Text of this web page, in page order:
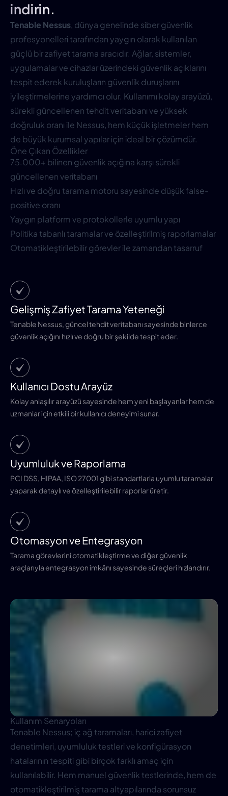
indirin.
Tenable Nessus, dünya genelinde siber güvenlik
profesyonelleri tarafından yaygın olarak kullanılan
güçlü bir zafiyet tarama aracıdır. Ağlar, sistemler,
uygulamalar ve cihazlar üzerindeki güvenlik açıklarını
tespit ederek kuruluşların güvenlik duruşlarını
iyileştirmelerine yardımcı olur. Kullanımı kolay arayüzü,
sürekli güncellenen tehdit veritabanı ve yüksek
doğruluk oranı ile Nessus, hem küçük işletmeler hem
de büyük kurumsal yapılar için ideal bir çözümdür.
Öne Çıkan Özellikler
75.000+ bilinen güvenlik açığına karşı sürekli
güncellenen veritabanı
Hızlı ve doğru tarama motoru sayesinde düşük false-
positive oranı
Yaygın platform ve protokollerle uyumlu yapı
Politika tabanlı taramalar ve özelleştirilmiş raporlamalar
Otomatikleştirilebilir görevler ile zamandan tasarruf
Gelişmiş Zafiyet Tarama Yeteneği
Tenable Nessus, güncel tehdit veritabanı sayesinde binlerce
güvenlik açığını hızlı ve doğru bir şekilde tespit eder.
Kullanıcı Dostu Arayüz
Kolay anlaşılır arayüzü sayesinde hem yeni başlayanlar hem de
uzmanlar için etkili bir kullanıcı deneyimi sunar.
Uyumluluk ve Raporlama
PCI DSS, HIPAA, ISO 27001 gibi standartlarla uyumlu taramalar
yaparak detaylı ve özelleştirilebilir raporlar üretir.
Otomasyon ve Entegrasyon
Tarama görevlerini otomatikleştirme ve diğer güvenlik
araçlarıyla entegrasyon imkânı sayesinde süreçleri hızlandırır.
Kullanım Senaryoları
Tenable Nessus; iç ağ taramaları, harici zafiyet
denetimleri, uyumluluk testleri ve konfigürasyon
hatalarının tespiti gibi birçok farklı amaç için
kullanılabilir. Hem manuel güvenlik testlerinde, hem de
otomatikleştirilmiş tarama altyapılarında sorunsuz